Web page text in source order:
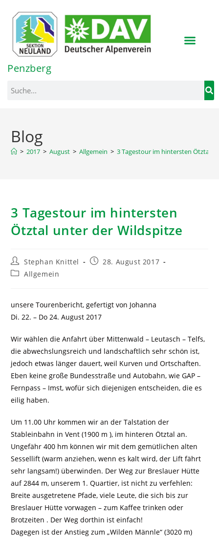
springen
Penzberg
Blog
> 2017 > August > Allgemein > 3 Tagestour im hintersten Ötztal
3 Tagestour im hintersten
Ötztal unter der Wildspitze
Stephan Knittel
28. August 2017
Allgemein
unsere Tourenbericht, gefertigt von Johanna
Di. 22. – Do 24. August 2017
Wir wählen die Anfahrt über Mittenwald – Leutasch – Telfs,
die abwechslungsreich und landschaftlich sehr schön ist,
jedoch etwas länger dauert, weil Kurven und Ortschaften.
Eben keine große Bundesstraße und Autobahn, wie GAP –
Fernpass – Imst, wofür sich diejenigen entscheiden, die es
eilig haben.
Um 11.00 Uhr kommen wir an der Talstation der
Stableinbahn in Vent (1900 m ), im hinteren Ötztal an.
Ungefähr 400 hm können wir mit dem gemütlichen alten
Sessellift (warm anziehen, wenn es kalt wird, der Lift fährt
sehr langsam!) überwinden. Der Weg zur Breslauer Hütte
auf 2844 m, unserem 1. Quartier, ist nicht zu verfehlen:
Breite ausgetretene Pfade, viele Leute, die sich bis zur
Breslauer Hütte vorwagen – zum Kaffee trinken oder
Brotzeiten . Der Weg dorthin ist einfach!
Dagegen ist der Anstieg zum „Wilden Männle“ (3020 m)